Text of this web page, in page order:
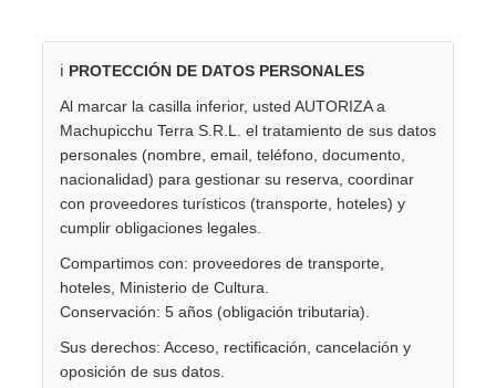
ℹ️ PROTECCIÓN DE DATOS PERSONALES
Al marcar la casilla inferior, usted AUTORIZA a
Machupicchu Terra S.R.L. el tratamiento de sus datos
personales (nombre, email, teléfono, documento,
nacionalidad) para gestionar su reserva, coordinar
con proveedores turísticos (transporte, hoteles) y
cumplir obligaciones legales.
Compartimos con: proveedores de transporte,
hoteles, Ministerio de Cultura.
Conservación: 5 años (obligación tributaria).
Sus derechos: Acceso, rectificación, cancelación y
oposición de sus datos.